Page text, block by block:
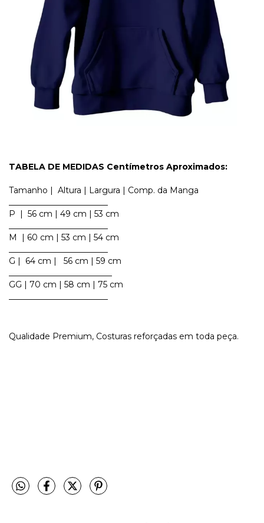
TABELA DE MEDIDAS Centímetros Aproximados:
Tamanho | Altura | Largura | Comp. da Manga
P | 56 cm | 49 cm | 53 cm
M | 60 cm | 53 cm | 54 cm
G | 64 cm | 56 cm | 59 cm
GG | 70 cm | 58 cm | 75 cm
Qualidade Premium, Costuras reforçadas em toda peça.